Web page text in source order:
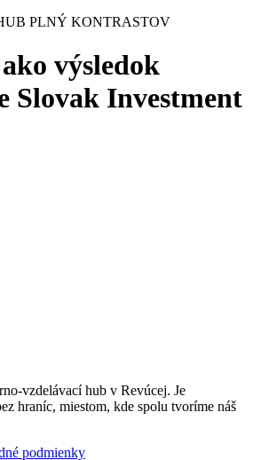
výsledok
Slovak Investment
vzdelávací hub v Revúcej. Je
hraníc, miestom, kde spolu tvoríme náš
podmienky